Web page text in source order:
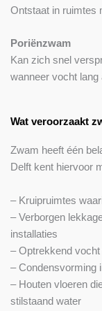
Ontstaat in ruimtes
Poriënzwam
Kan zich snel
wanneer vocht lang
Wat veroorzaakt
Zwam heeft één
Delft kent hiervoor
– Kruipruimtes
– Verborgen
installaties
– Optrekkend vocht
– Condensvorming
– Houten vloeren
stilstaand water